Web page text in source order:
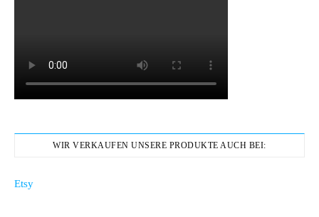
WIR VERKAUFEN UNSERE PRODUKTE AUCH BEI:
Etsy